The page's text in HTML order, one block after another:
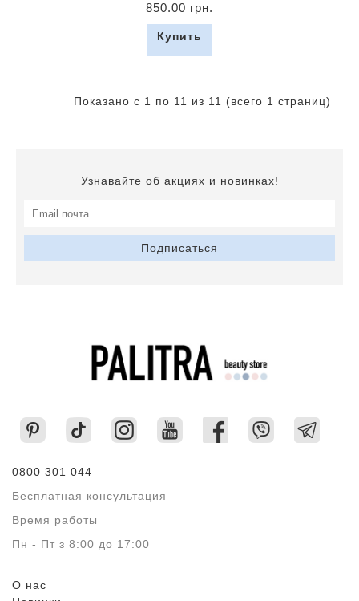
850.00 грн.
Купить
Показано с 1 по 11 из 11 (всего 1 страниц)
Узнавайте об акциях и новинках!
Подписаться
0800 301 044
Бесплатная консультация
Время работы
Пн - Пт з 8:00 до 17:00
О нас